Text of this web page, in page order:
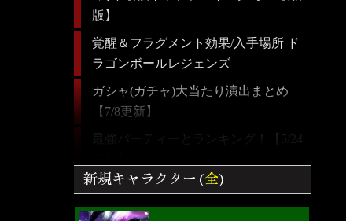
版】
覚醒＆フラグメント効果/入手場所 ド
ラゴンボールレジェンズ
ガシャ(ガチャ)大当たり演出まとめ
【7/8更新】
最強パーティーとランキング！【5/24
【ドラゴンボールレジェンズ】全キャ
ラクター画像リスト＆絞り込み検索
新規キャラクター(全)